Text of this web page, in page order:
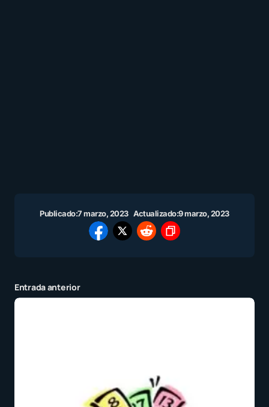
Publicado:7 marzo, 2023 Actualizado:9 marzo, 2023
Entrada anterior